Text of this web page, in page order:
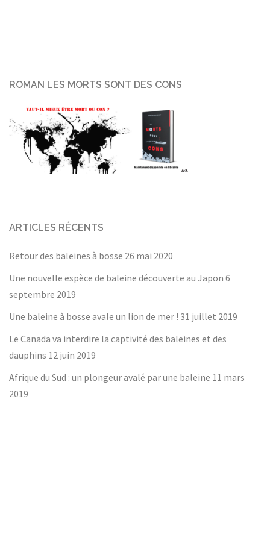
ROMAN LES MORTS SONT DES CONS
ARTICLES RÉCENTS
Retour des baleines à bosse 26 mai 2020
Une nouvelle espèce de baleine découverte au Japon 6
septembre 2019
Une baleine à bosse avale un lion de mer ! 31 juillet 2019
Le Canada va interdire la captivité des baleines et des
dauphins 12 juin 2019
Afrique du Sud : un plongeur avalé par une baleine 11 mars
2019